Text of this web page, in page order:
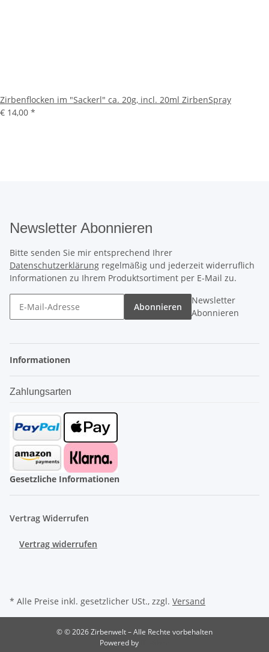
Zirbenflocken im "Sackerl" ca. 20g, incl. 20ml ZirbenSpray
€ 14,00 *
Newsletter Abonnieren
Bitte senden Sie mir entsprechend Ihrer
Datenschutzerklärung regelmäßig und jederzeit widerruflich
Informationen zu Ihrem Produktsortiment per E-Mail zu.
Abonnieren
Newsletter
Abonnieren
Informationen
Zahlungsarten
Gesetzliche Informationen
Vertrag Widerrufen
Vertrag widerrufen
* Alle Preise inkl. gesetzlicher USt., zzgl. Versand
© © 2026 Zirbenwelt – Alle Rechte vorbehalten
Powered by